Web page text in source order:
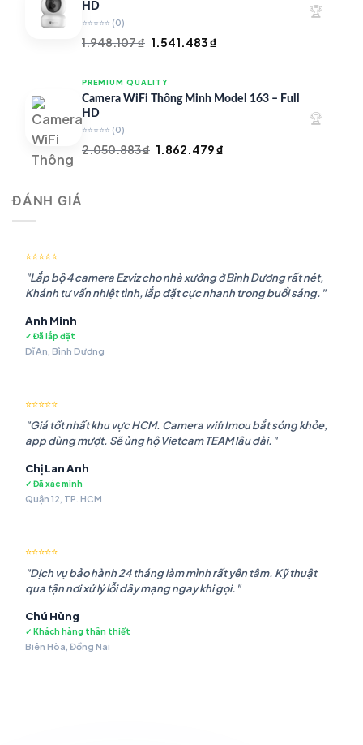
HD
⭐⭐⭐⭐⭐ (0)
1.948.107₫ Giá
là:
1.948.107 ₫.
1.541.483₫
là:
🏆
PREMIUM QUALITY
Camera WiFi Thông Minh Model 163 – Full
HD
⭐⭐⭐⭐⭐ (0)
2.050.883₫ Giá
1.862.479₫
🏆
ĐÁNH GIÁ
⭐⭐⭐⭐⭐
"Lắp bộ 4 camera Ezviz cho nhà xưởng ở Bình Dương rất nét,
Khánh tư vấn nhiệt tình, lắp đặt cực nhanh trong buổi sáng."
Anh Minh
✓ Đã lắp đặt
Dĩ An, Bình Dương
⭐⭐⭐⭐⭐
"Giá tốt nhất khu vực HCM. Camera wifi Imou bắt sóng khỏe,
app dùng mượt. Sẽ ủng hộ Vietcam TEAM lâu dài."
Chị Lan Anh
✓ Đã xác minh
Quận 12, TP. HCM
⭐⭐⭐⭐⭐
"Dịch vụ bảo hành 24 tháng làm mình rất yên tâm. Kỹ thuật
qua tận nơi xử lý lỗi dây mạng ngay khi gọi."
Chú Hùng
✓ Khách hàng thân thiết
Biên Hòa, Đồng Nai